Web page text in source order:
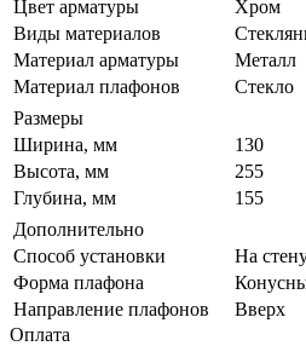
Цвет арматуры
Хром
Виды материалов
Материал арматуры
Металл
Материал плафонов
Стекло
Размеры
Ширина, мм
130
Высота, мм
255
Глубина, мм
155
Дополнительно
Способ установки
На
Форма плафона
Направление плафонов
Вверх
Оплата